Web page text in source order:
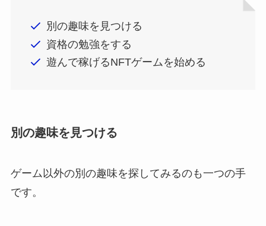
別の趣味を見つける
資格の勉強をする
遊んで稼げるNFTゲームを始める
別の趣味を見つける
ゲーム以外の別の趣味を探してみるのも一つの手
です。